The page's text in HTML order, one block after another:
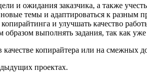
и ожидания заказчика, а также
темы и адаптироваться к разным
и улучшать качество
выполнять задания, так как
копирайтера или на смежных
проектах.